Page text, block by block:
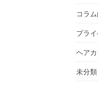
コラ
プラ
ヘア
未分類